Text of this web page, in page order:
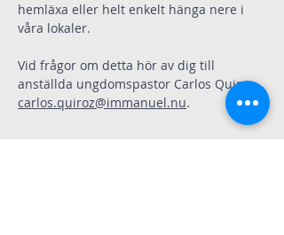
hemläxa eller helt enkelt hänga nere i
våra lokaler.
Vid frågor om detta hör av dig till
anställda ungdomspastor Carlos Quiroz
carlos.quiroz@immanuel.nu.